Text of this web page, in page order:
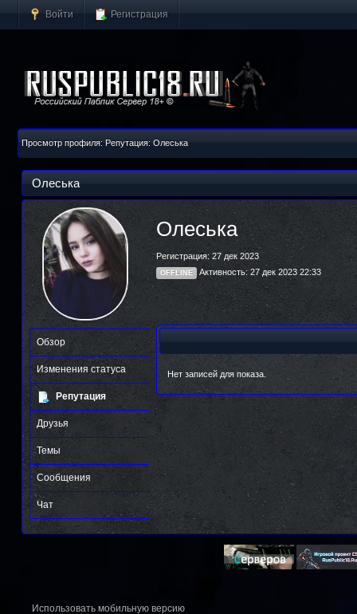
Войти Регистрация
Просмотр профиля: Репутация: Олеська
Олеська
Обзор
Изменения статуса
Репутация
Друзья
Темы
Сообщения
Чат
Олеська
Регистрация: 27 дек 2023
OFFLINE Активность: 27 дек 2023 22:33
Нет записей для показа.
Использовать мобильную версию